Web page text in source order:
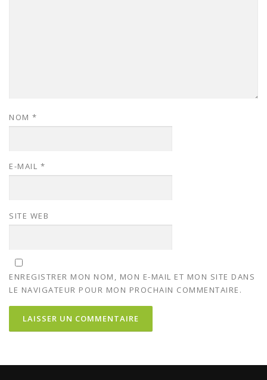
NOM *
E-MAIL *
SITE WEB
ENREGISTRER MON NOM, MON E-MAIL ET MON SITE DANS
LE NAVIGATEUR POUR MON PROCHAIN COMMENTAIRE.